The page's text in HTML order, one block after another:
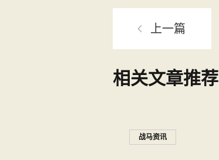
上一篇
相关文章推荐
战马资讯